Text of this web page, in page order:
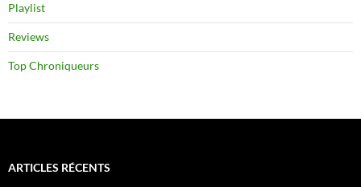
Playlist
Reviews
Top Chroniqueurs
ARTICLES RÉCENTS